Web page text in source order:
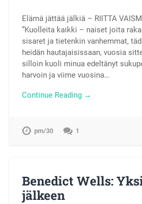
Elämä jättää jälkiä – RIITTA
”Kuolleita kaikki – naiset joita
sisaret ja tietenkin vanhemmat,
heidän hautajaisissaan, vuosia
silloin kuoli minua edeltänyt
harvoin ja viime vuosina…
Continue Reading →
pm/30 1
Benedict Wells:
jälkeen